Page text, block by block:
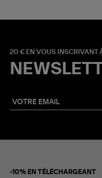
20 € EN VOUS INSCRIVANT
-10% EN TÉLÉCHARGEANT